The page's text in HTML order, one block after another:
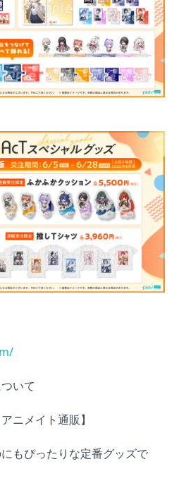
いて
ニメイト通販】
もぴったりな定番グッズで